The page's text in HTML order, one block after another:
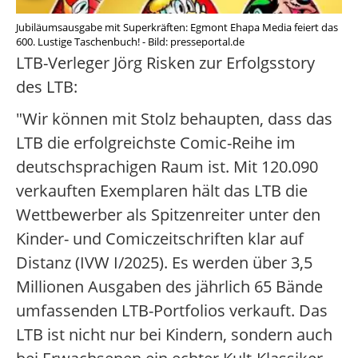
Jubiläumsausgabe mit Superkräften: Egmont Ehapa Media feiert das
600. Lustige Taschenbuch! - Bild: presseportal.de
LTB-Verleger Jörg Risken zur Erfolgsstory
des LTB:
"Wir können mit Stolz behaupten, dass das
LTB die erfolgreichste Comic-Reihe im
deutschsprachigen Raum ist. Mit 120.090
verkauften Exemplaren hält das LTB die
Wettbewerber als Spitzenreiter unter den
Kinder- und Comiczeitschriften klar auf
Distanz (IVW I/2025). Es werden über 3,5
Millionen Ausgaben des jährlich 65 Bände
umfassenden LTB-Portfolios verkauft. Das
LTB ist nicht nur bei Kindern, sondern auch